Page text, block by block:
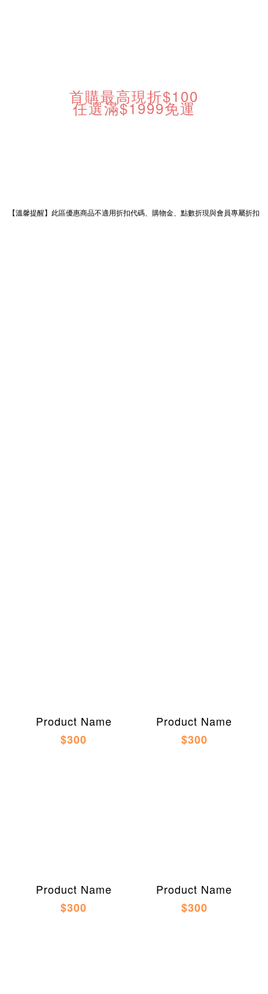
首購最高現折$100
任選滿$1999免運
【溫馨提醒】此區優惠商品不適用折扣代碼、購物金、點數折現與會員專屬折扣
Product Name
$300
Product Name
$300
Product Name
$300
Product Name
$300